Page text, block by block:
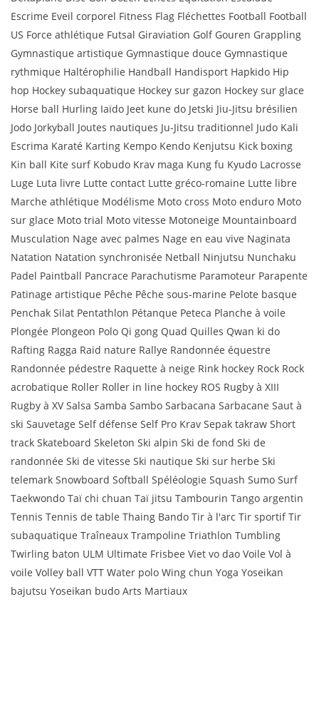
Escrime Eveil corporel Fitness Flag Fléchettes Football Football
US Force athlétique Futsal Giraviation Golf Gouren Grappling
Gymnastique artistique Gymnastique douce Gymnastique
rythmique Haltérophilie Handball Handisport Hapkido Hip
hop Hockey subaquatique Hockey sur gazon Hockey sur glace
Horse ball Hurling Iaïdo Jeet kune do Jetski Jiu-Jitsu brésilien
Jodo Jorkyball Joutes nautiques Ju-Jitsu traditionnel Judo Kali
Escrima Karaté Karting Kempo Kendo Kenjutsu Kick boxing
Kin ball Kite surf Kobudo Krav maga Kung fu Kyudo Lacrosse
Luge Luta livre Lutte contact Lutte gréco-romaine Lutte libre
Marche athlétique Modélisme Moto cross Moto enduro Moto
sur glace Moto trial Moto vitesse Motoneige Mountainboard
Musculation Nage avec palmes Nage en eau vive Naginata
Natation Natation synchronisée Netball Ninjutsu Nunchaku
Padel Paintball Pancrace Parachutisme Paramoteur Parapente
Patinage artistique Pêche Pêche sous-marine Pelote basque
Penchak Silat Pentathlon Pétanque Peteca Planche à voile
Plongée Plongeon Polo Qi gong Quad Quilles Qwan ki do
Rafting Ragga Raid nature Rallye Randonnée équestre
Randonnée pédestre Raquette à neige Rink hockey Rock Rock
acrobatique Roller Roller in line hockey ROS Rugby à XIII
Rugby à XV Salsa Samba Sambo Sarbacana Sarbacane Saut à
ski Sauvetage Self défense Self Pro Krav Sepak takraw Short
track Skateboard Skeleton Ski alpin Ski de fond Ski de
randonnée Ski de vitesse Ski nautique Ski sur herbe Ski
telemark Snowboard Softball Spéléologie Squash Sumo Surf
Taekwondo Taï chi chuan Taï jitsu Tambourin Tango argentin
Tennis Tennis de table Thaing Bando Tir à l'arc Tir sportif Tir
subaquatique Traîneaux Trampoline Triathlon Tumbling
Twirling baton ULM Ultimate Frisbee Viet vo dao Voile Vol à
voile Volley ball VTT Water polo Wing chun Yoga Yoseikan
bajutsu Yoseikan budo Arts Martiaux